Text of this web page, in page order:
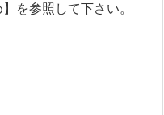
を参照して下さい。